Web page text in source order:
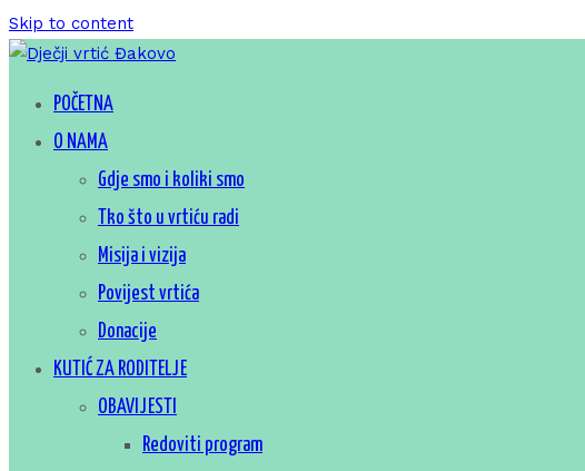
Skip to content
Dječji vrtić Đakovo
Za sretno djetinjstvo
POČETNA
O NAMA
Gdje smo i koliki smo
Tko što u vrtiću radi
Misija i vizija
Povijest vrtića
Donacije
KUTIĆ ZA RODITELJE
OBAVIJESTI
Redoviti program